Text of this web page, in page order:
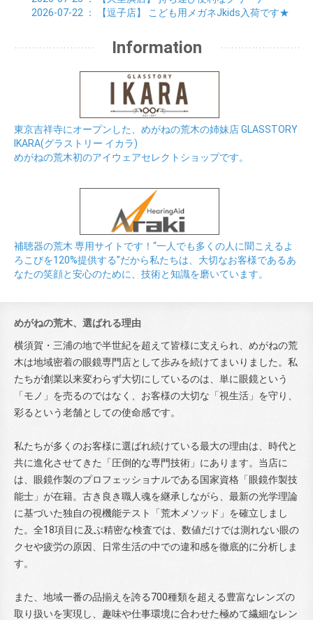
2026-07-22 ： 【逗子店】 こども用メガネJkids入荷です★
Information
東京吉祥寺にオープンした、めがねの荒木の姉妹店 GLASSTORY
IKARA(グラストリー イカラ)
めがねの荒木初のアイウェアセレクトショップです。
補聴器の荒木 専用サイトです！“一人でも多くの人に聞こえるよ
ろこびを120%提供する”だから私たちは、大切なお客様であるあ
なたの笑顔と安心のために、技術と知識を磨いています。
めがねの荒木、選ばれる理由
横須賀・三浦の地で半世紀を超えて皆様に支えられ、めがねの荒
木は地域密着の眼鏡専門店として歩みを続けてまいりました。私
たちが創業以来変わらず大切にしているのは、単に眼鏡という
「モノ」を売るのではなく、お客様の大切な「視生活」を守り、
彩るという老舗としての使命感です。
私たちが多くのお客様に選ばれ続けている最大の理由は、時代と
共に進化させてきた「圧倒的な専門技術」にあります。当店に
は、眼鏡作製のプロフェッショナルである国家資格「眼鏡作製技
能士」が在籍。古き良き職人魂を継承しながら、最新の光学理論
に基づいた独自の視機能テスト「荒木メソッド」を確立しまし
た。全18項目に及ぶ精密な検査では、数値だけでは測れない眼の
クセや疲労の原因、日常生活の中での違和感を徹底的に分析しま
す。
また、地域一番の品揃えを誇る700種類を超える豊富なレンズの
取り扱いを実現し、趣味や仕事環境に合わせた極めて繊細なレン